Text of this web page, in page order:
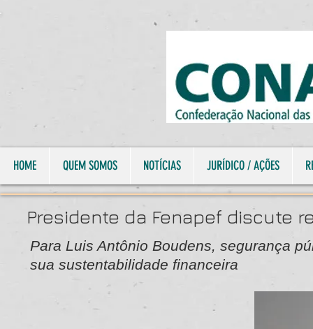
HOME QUEM SOMOS NOTÍCIAS JURÍDICO / AÇÕES
Presidente da Fenapef discute
Para Luis Antônio Boudens, segurança
sua sustentabilidade financeira